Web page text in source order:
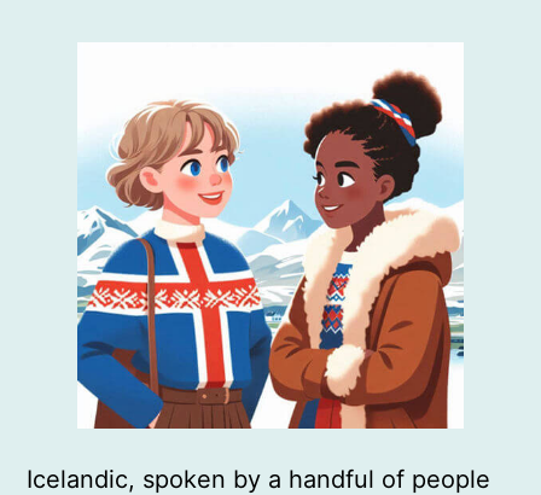
Icelandic, spoken by a handful of people